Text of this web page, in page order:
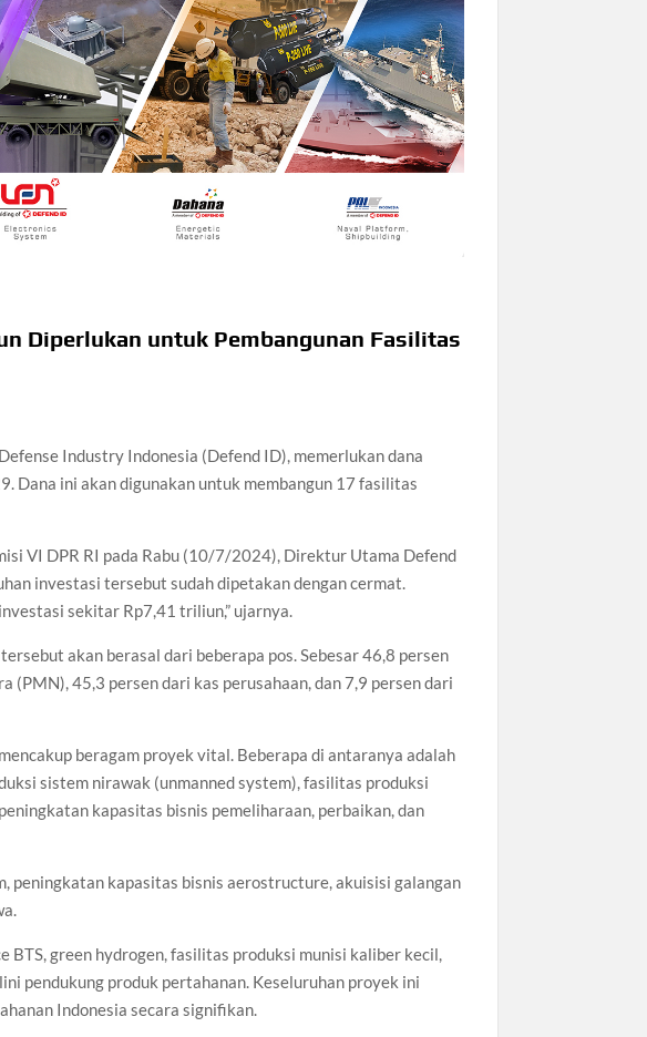
Diperlukan untuk Pembangunan Fasilitas
Industry Indonesia (Defend ID), memerlukan dana
Dana ini akan digunakan untuk membangun 17 fasilitas
VI DPR RI pada Rabu (10/7/2024), Direktur Utama Defend
investasi tersebut sudah dipetakan dengan cermat.
sekitar Rp7,41 triliun,” ujarnya.
akan berasal dari beberapa pos. Sebesar 46,8 persen
(PMN), 45,3 persen dari kas perusahaan, dan 7,9 persen dari
beragam proyek vital. Beberapa di antaranya adalah
sistem nirawak (unmanned system), fasilitas produksi
kapasitas bisnis pemeliharaan, perbaikan, dan
peningkatan kapasitas bisnis aerostructure, akuisisi galangan
green hydrogen, fasilitas produksi munisi kaliber kecil,
pendukung produk pertahanan. Keseluruhan proyek ini
Indonesia secara signifikan.